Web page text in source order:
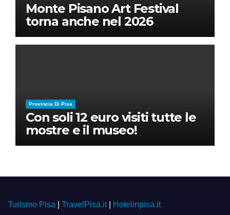
Monte Pisano Art Festival
torna anche nel 2026
Provincia Di Pisa
Con soli 12 euro visiti tutte le
mostre e il museo!
Turismo Pisa TravelPisa.it| Hotelinpisa.it